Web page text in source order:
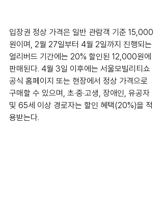
입장권 정상 가격은 일반 관람객 기준 15,000
원이며, 2월 27일부터 4월 2일까지 진행되는
얼리버드 기간에는 20% 할인된 12,000원에
판매된다. 4월 3일 이후에는 서울모빌리티쇼
공식 홈페이지 또는 현장에서 정상 가격으로
구매할 수 있으며, 초·중·고생, 장애인, 유공자
및 65세 이상 경로자는 할인 혜택(20%)을 적
용받는다.